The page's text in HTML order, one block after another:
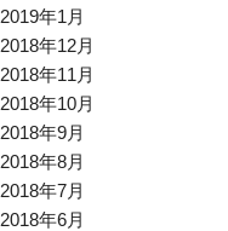
2019年1月
2018年12月
2018年11月
2018年10月
2018年9月
2018年8月
2018年7月
2018年6月